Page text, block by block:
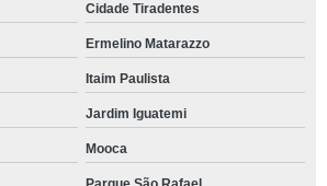
Cidade Tiradentes
Ermelino Matarazzo
Itaim Paulista
Jardim Iguatemi
Mooca